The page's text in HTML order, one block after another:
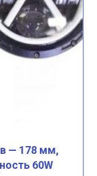
— 178 мм,
60W